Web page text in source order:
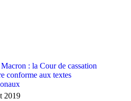
: la Cour de cassation
conforme aux textes
2019